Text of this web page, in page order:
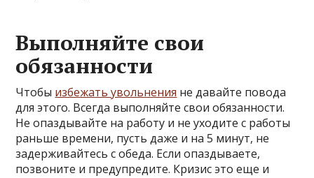
Выполняйте свои
обязанности
Чтобы избежать увольнения не давайте повода
для этого. Всегда выполняйте свои обязанности.
Не опаздывайте на работу и не уходите с работы
раньше времени, пусть даже и на 5 минут, не
задерживайтесь с обеда. Если опаздываете,
позвоните и предупредите. Кризис это еще и